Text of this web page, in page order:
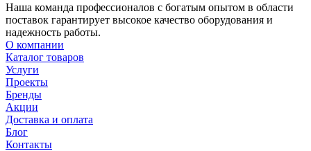
Наша команда профессионалов с богатым опытом в области
поставок гарантирует высокое качество оборудования и
надежность работы.
О компании
Каталог товаров
Услуги
Проекты
Бренды
Акции
Доставка и оплата
Блог
Контакты